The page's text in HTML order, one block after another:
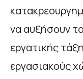
να αυξήσουν
εργατικής
εργασιακούς